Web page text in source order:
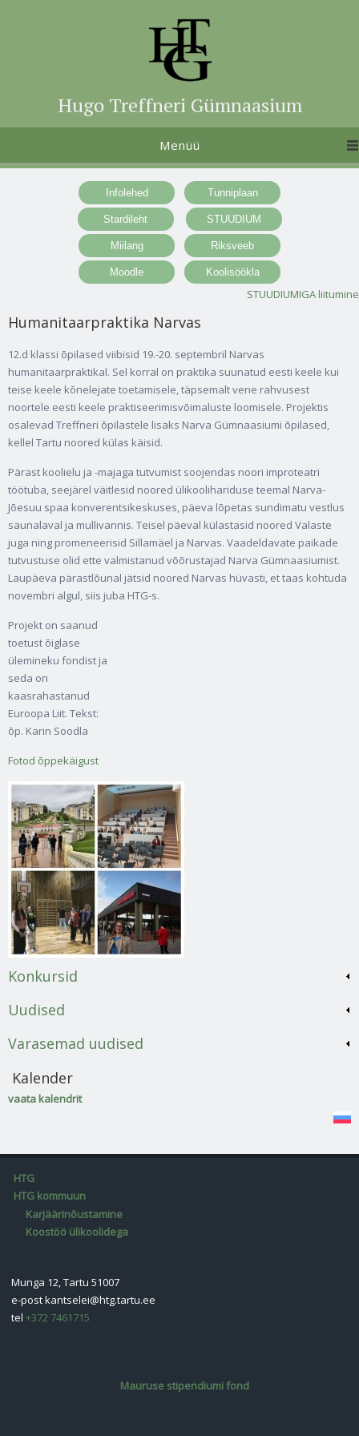
Hugo Treffneri Gümnaasium
Menüü
STUUDIUMIGA liitumine
Humanitaarpraktika Narvas
12.d klassi õpilased viibisid 19.-20. septembril Narvas
humanitaarpraktikal. Sel korral on praktika suunatud eesti keele kui
teise keele kõnelejate toetamisele, täpsemalt vene rahvusest
noortele eesti keele praktiseerimisvõimaluste loomisele. Projektis
osalevad Treffneri õpilastele lisaks Narva Gümnaasiumi õpilased,
kellel Tartu noored külas käisid.
Pärast koolielu ja -majaga tutvumist soojendas noori improteatri
töötuba, seejärel väitlesid noored ülikoolihariduse teemal Narva-
Jõesuu spaa konverentsikeskuses, päeva lõpetas sundimatu vestlus
saunalaval ja mullivannis. Teisel päeval külastasid noored Valaste
juga ning promeneerisid Sillamäel ja Narvas. Vaadeldavate paikade
tutvustuse olid ette valmistanud võõrustajad Narva Gümnaasiumist.
Laupäeva pärastlõunal jätsid noored Narvas hüvasti, et taas kohtuda
novembri algul, siis juba HTG-s.
Projekt on saanud
toetust õiglase
ülemineku fondist ja
seda on
kaasrahastanud
Euroopa Liit. Tekst:
õp. Karin Soodla
Fotod õppekäigust
Konkursid
Uudised
Varasemad uudised
Kalender
vaata kalendrit
HTG
HTG kommuun
Karjäärinõustamine
Koostöö ülikoolidega
Munga 12, Tartu 51007
e-postkantselei@htg.tartu.ee
tel+372 7461715
Mauruse stipendiumi fond